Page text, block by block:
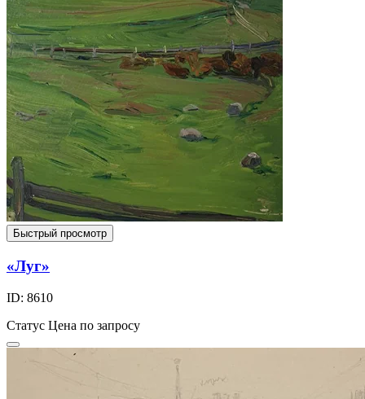
Быстрый просмотр
«Луг»
ID: 8610
Статус Цена по запросу